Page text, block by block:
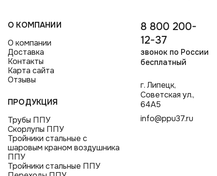
О КОМПАНИИ
О компании
Доставка
Контакты
Карта сайта
Отзывы
ПРОДУКЦИЯ
Трубы ППУ
Скорлупы ППУ
Тройники стальные с
шаровым краном воздушника
ППУ
Тройники стальные ППУ
8 800 200-
12-37
звонок по России
бесплатный
г. Липецк,
Советская ул.,
64А5
info@ppu37.ru